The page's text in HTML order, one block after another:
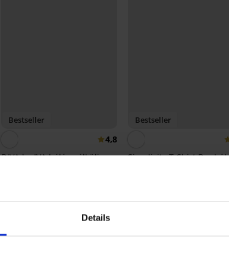
Details
Bestseller
4,8
DIVA by IVA bélés nélküli
Bestseller
Simplicity T-Shirt Bra
Fedezzen fel hasonló darabokat